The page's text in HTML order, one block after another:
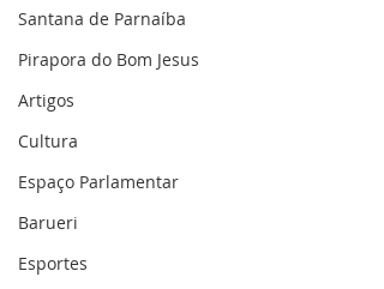
Santana de Parnaíba
Pirapora do Bom Jesus
Artigos
Cultura
Espaço Parlamentar
Barueri
Esportes